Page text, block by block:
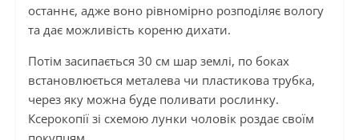
останнє, адже воно рівномірно розподіляє вологу
та дає можливість кореню дихати.
Потім засипається 30 см шар землі, по боках
встановлюється металева чи пластикова трубка,
через яку можна буде поливати рослинку.
Ксерокопії зі схемою лунки чоловік роздає своїм